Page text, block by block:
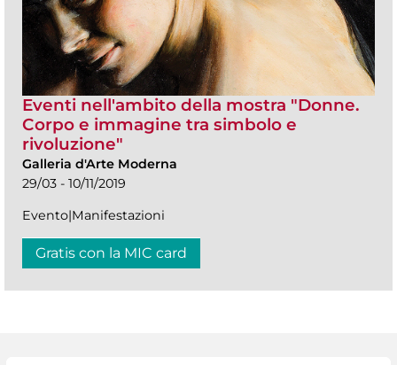
Eventi nell'ambito della mostra "Donne.
Corpo e immagine tra simbolo e
rivoluzione"
Galleria d'Arte Moderna
29/03 - 10/11/2019
Evento|Manifestazioni
Gratis con la MIC card